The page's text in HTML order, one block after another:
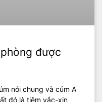
được
nói chung và cúm A
đó là tiêm vắc-xin